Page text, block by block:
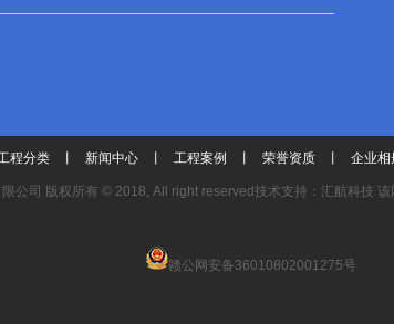
程分类 新闻中心 工程案例 荣誉资质 企业相
公司 版权所有 © 2018, All right reserved技术支持：汇航科技
赣公网安备36010802001275号